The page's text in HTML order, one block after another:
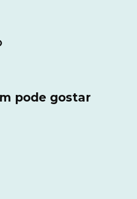
pode gostar